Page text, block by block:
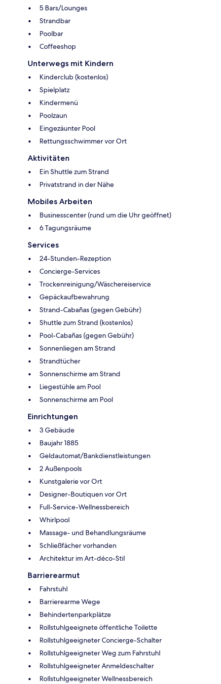
5 Bars/Lounges
Strandbar
Poolbar
Coffeeshop
Unterwegs mit Kindern
Kinderclub (kostenlos)
Spielplatz
Kindermenü
Poolzaun
Eingezäunter Pool
Rettungsschwimmer vor Ort
Aktivitäten
Ein Shuttle zum Strand
Privatstrand in der Nähe
Mobiles Arbeiten
Businesscenter (rund um die Uhr geöffnet)
6 Tagungsräume
Services
24-Stunden-Rezeption
Concierge-Services
Trockenreinigung/Wäschereiservice
Gepäckaufbewahrung
Strand-Cabañas (gegen Gebühr)
Shuttle zum Strand (kostenlos)
Pool-Cabañas (gegen Gebühr)
Sonnenliegen am Strand
Strandtücher
Sonnenschirme am Strand
Liegestühle am Pool
Sonnenschirme am Pool
Einrichtungen
3 Gebäude
Baujahr 1885
Geldautomat/Bankdienstleistungen
2 Außenpools
Kunstgalerie vor Ort
Designer-Boutiquen vor Ort
Full-Service-Wellnessbereich
Whirlpool
Massage- und Behandlungsräume
Schließfächer vorhanden
Architektur im Art-déco-Stil
Barrierearmut
Fahrstuhl
Barrierearme Wege
Behindertenparkplätze
Rollstuhlgeeignete öffentliche Toilette
Rollstuhlgeeigneter Concierge-Schalter
Rollstuhlgeeigneter Weg zum Fahrstuhl
Rollstuhlgeeigneter Anmeldeschalter
Rollstuhlgeeigneter Wellnessbereich